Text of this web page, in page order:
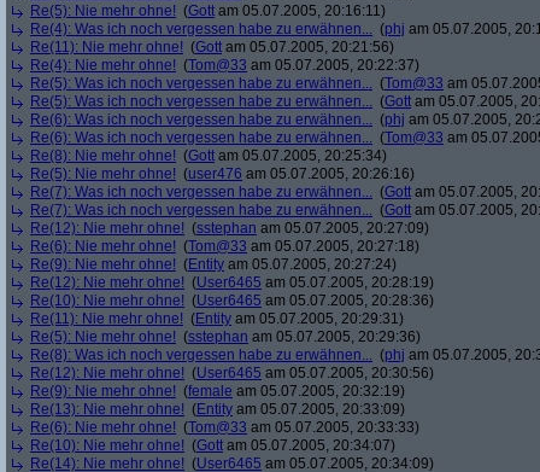
Re(5): Nie mehr ohne! (Gott am 05.07.2005, 20:16:11)
Re(4): Was ich noch vergessen habe zu erwähnen... (phj am 05.07.2005,
Re(11): Nie mehr ohne! (Gott am 05.07.2005, 20:21:56)
Re(4): Nie mehr ohne! (Tom@33 am 05.07.2005, 20:22:37)
Re(5): Was ich noch vergessen habe zu erwähnen... (Tom@33 am
Re(5): Was ich noch vergessen habe zu erwähnen... (Gott am 05.07.2005,
Re(6): Was ich noch vergessen habe zu erwähnen... (phj am 05.07.2005,
Re(6): Was ich noch vergessen habe zu erwähnen... (Tom@33 am
Re(8): Nie mehr ohne! (Gott am 05.07.2005, 20:25:34)
Re(5): Nie mehr ohne! (user476 am 05.07.2005, 20:26:16)
Re(7): Was ich noch vergessen habe zu erwähnen... (Gott am 05.07.2005,
Re(7): Was ich noch vergessen habe zu erwähnen... (Gott am 05.07.2005,
Re(12): Nie mehr ohne! (sstephan am 05.07.2005, 20:27:09)
Re(6): Nie mehr ohne! (Tom@33 am 05.07.2005, 20:27:18)
Re(9): Nie mehr ohne! (Entity am 05.07.2005, 20:27:24)
Re(12): Nie mehr ohne! (User6465 am 05.07.2005, 20:28:19)
Re(10): Nie mehr ohne! (User6465 am 05.07.2005, 20:28:36)
Re(11): Nie mehr ohne! (Entity am 05.07.2005, 20:29:31)
Re(5): Nie mehr ohne! (sstephan am 05.07.2005, 20:29:36)
Re(8): Was ich noch vergessen habe zu erwähnen... (phj am 05.07.2005,
Re(12): Nie mehr ohne! (User6465 am 05.07.2005, 20:30:56)
Re(9): Nie mehr ohne! (female am 05.07.2005, 20:32:19)
Re(13): Nie mehr ohne! (Entity am 05.07.2005, 20:33:09)
Re(6): Nie mehr ohne! (Tom@33 am 05.07.2005, 20:33:33)
Re(10): Nie mehr ohne! (Gott am 05.07.2005, 20:34:07)
Re(14): Nie mehr ohne! (User6465 am 05.07.2005, 20:34:09)